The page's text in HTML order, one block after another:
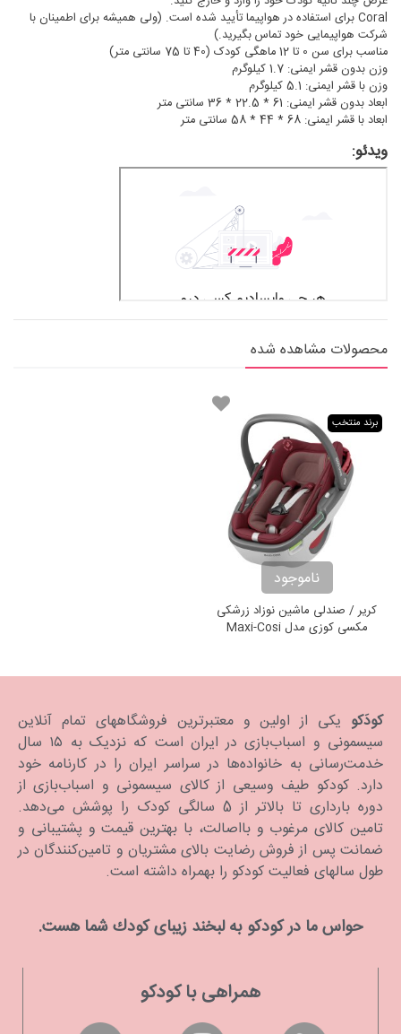
Coral برای استفاده در هواپیما تأیید شده است. (ولی همیشه برای اطمینان با
شرکت هواپیمایی خود تماس بگیرید.)
مناسب برای سن 0 تا 12 ماهگی کودک (40 تا 75 سانتی متر)
وزن بدون قشر ایمنی: 1.7 کیلوگرم
وزن با قشر ایمنی: 5.1 کیلوگرم
ابعاد بدون قشر ایمنی: 61 * 22.5 * 36 سانتی متر
ابعاد با قشر ایمنی: 68 * 44 * 58 سانتی متر
ویدئو:
محصولات مشاهده شده
برند منتخب
ناموجود
کریر / صندلی ماشین نوزاد زرشکی
مکسی کوزی مدل Maxi-Cosi
کودَکو یکی از اولین و معتبرترین فروشگاههای تمام آنلاین
سیسمونی و اسباب‌بازی در ایران است که نزدیک به ۱۵ سال
خدمت‌رسانی به خانواده‌ها در سراسر ایران را در کارنامه خود
دارد. كودكو طیف وسیعی از کالای سیسمونی و اسباب‌بازی از
دوره بارداری تا بالاتر از 5 سالگی کودک را پوشش می‌دهد.
تامین کالای مرغوب و بااصالت، با بهترین قیمت و پشتیبانی و
ضمانت پس از فروش رضایت بالای مشتریان و تامین‌کنندگان در
طول سالهای فعالیت کودکو را بهمراه داشته است.
حواس ما در كودكو به لبخند زیبای كودك شما هست.
همراهی با کودکو